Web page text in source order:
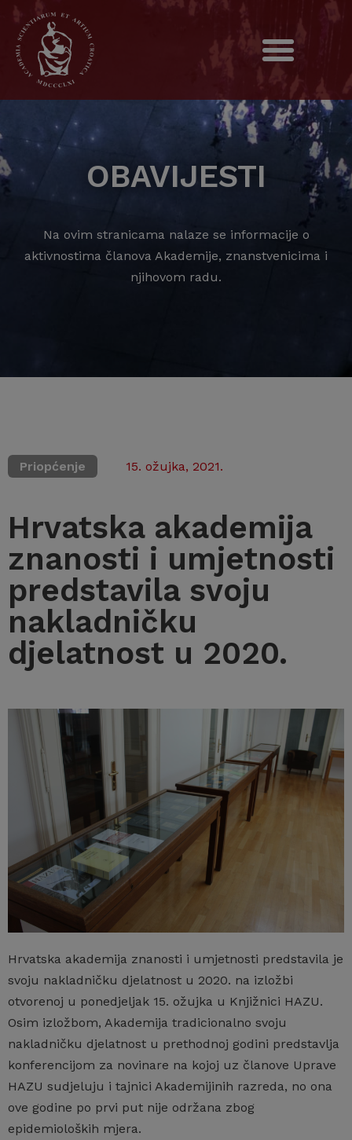
OBAVIJESTI
Na ovim stranicama nalaze se informacije o
aktivnostima članova Akademije, znanstvenicima i
njihovom radu.
Priopćenje 15. ožujka, 2021.
Hrvatska akademija
znanosti i umjetnosti
predstavila svoju
nakladničku
djelatnost u 2020.
Hrvatska akademija znanosti i umjetnosti predstavila je
svoju nakladničku djelatnost u 2020. na izložbi
otvorenoj u ponedjeljak 15. ožujka u Knjižnici HAZU.
Osim izložbom, Akademija tradicionalno svoju
nakladničku djelatnost u prethodnoj godini predstavlja
konferencijom za novinare na kojoj uz članove Uprave
HAZU sudjeluju i tajnici Akademijinih razreda, no ona
ove godine po prvi put nije održana zbog
epidemioloških mjera.